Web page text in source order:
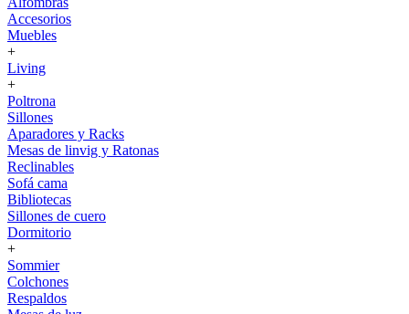
Accesorios
Muebles
+
Living
+
Poltrona
Sillones
Aparadores y Racks
Mesas de linvig y Ratonas
Reclinables
Sofá cama
Bibliotecas
Sillones de cuero
Dormitorio
+
Sommier
Colchones
Respaldos